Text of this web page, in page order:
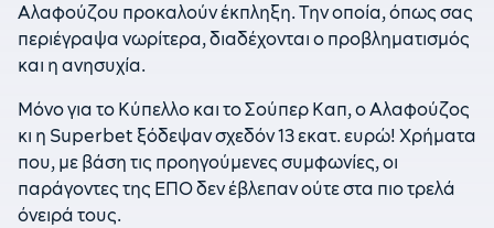
Αλαφούζου προκαλούν έκπληξη. Την οποία, όπως σας
περιέγραψα νωρίτερα, διαδέχονται ο προβληματισμός
και η ανησυχία.
Μόνο για το Κύπελλο και το Σούπερ Καπ, ο Αλαφούζος
κι η Superbet ξόδεψαν σχεδόν 13 εκατ. ευρώ! Χρήματα
που, με βάση τις προηγούμενες συμφωνίες, οι
παράγοντες της ΕΠΟ δεν έβλεπαν ούτε στα πιο τρελά
όνειρά τους.